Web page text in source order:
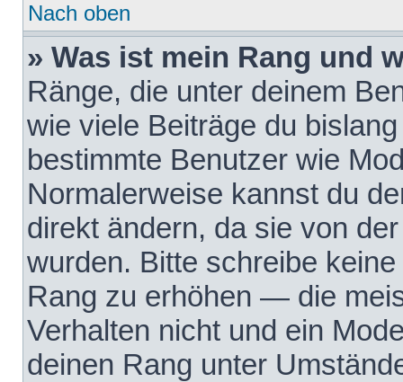
Nach oben
» Was ist mein Rang und
Ränge, die unter deinem
wie viele Beiträge du
bestimmte Benutzer wie
Normalerweise kannst du
direkt ändern, da sie von
wurden. Bitte schreibe
Rang zu erhöhen — die
Verhalten nicht und ein
deinen Rang unter